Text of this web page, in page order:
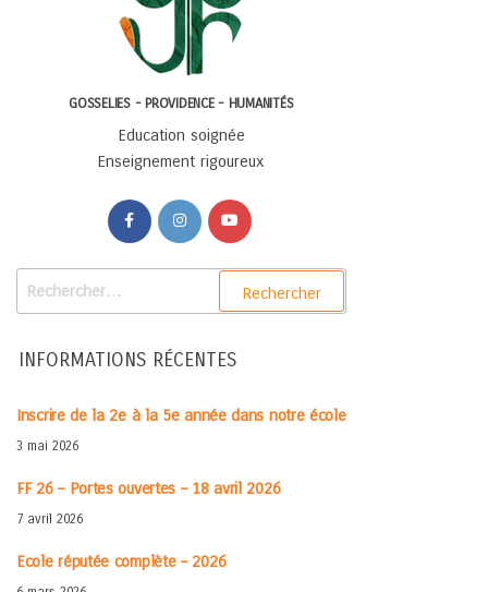
GOSSELIES - PROVIDENCE - HUMANITÉS
Education soignée
Enseignement rigoureux
INFORMATIONS RÉCENTES
Inscrire de la 2e à la 5e année dans notre école
3 mai 2026
FF 26 – Portes ouvertes – 18 avril 2026
7 avril 2026
Ecole réputée complète – 2026